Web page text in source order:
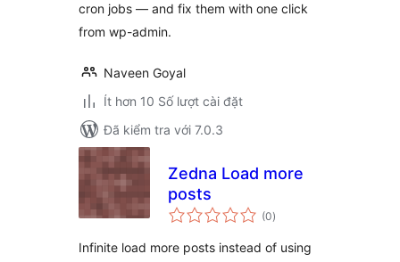
cron jobs — and fix them with one click
from wp-admin.
Naveen Goyal
Ít hơn 10 Số lượt cài đặt
Đã kiểm tra với 7.0.3
Zedna Load more
posts
(0tổng
đánh
)
Infinite load more posts instead of using